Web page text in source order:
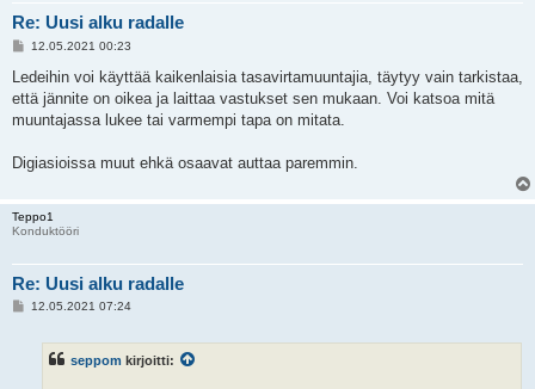
Re: Uusi alku radalle
V
e
t
i
12.05.2021 00:23
Ledeihin voi käyttää kaikenlaisia tasavirtamuuntajia, täytyy vain tarkistaa,
että jännite on oikea ja laittaa vastukset sen mukaan. Voi katsoa mitä
muuntajassa lukee tai varmempi tapa on mitata.
Digiasioissa muut ehkä osaavat auttaa paremmin.
Teppo1
Konduktööri
Re: Uusi alku radalle
V12.05.2021 07:24
seppom kirjoitti: